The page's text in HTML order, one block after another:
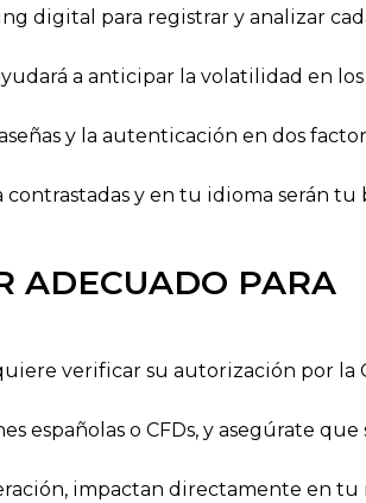
digital para registrar y analizar
a anticipar la volatilidad en
y la autenticación en dos
y en tu idioma serán tu
ADECUADO PARA
verificar su autorización por la
españolas o CFDs, y asegúrate que
impactan directamente en